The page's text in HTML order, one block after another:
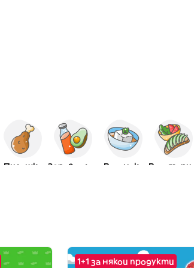
Пилешко Веганска
1+1 за някои продукти